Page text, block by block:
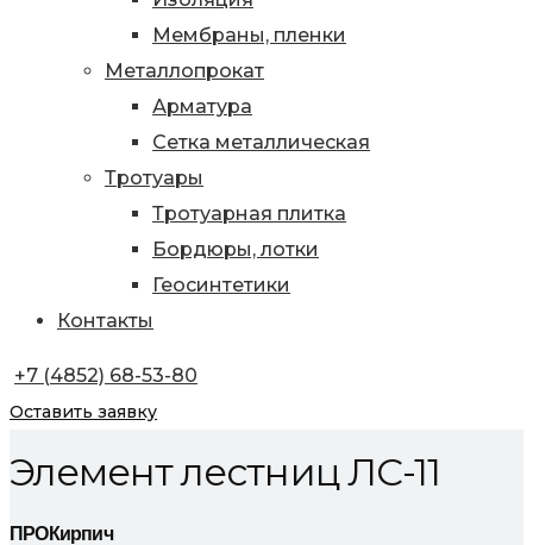
Мембраны, пленки
Металлопрокат
Арматура
Сетка металлическая
Тротуары
Тротуарная плитка
Бордюры, лотки
Геосинтетики
Контакты
+7 (4852) 68-53-80
Оставить заявку
Элемент лестниц ЛС-11
ПРОКирпич